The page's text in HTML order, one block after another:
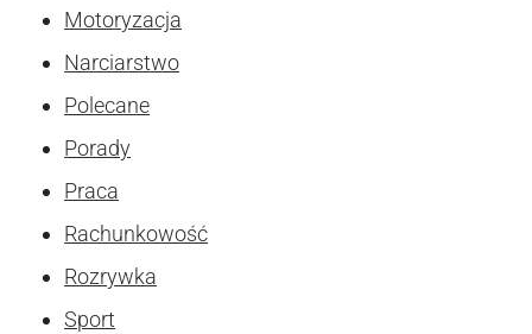
Motoryzacja
Narciarstwo
Polecane
Porady
Praca
Rachunkowość
Rozrywka
Sport